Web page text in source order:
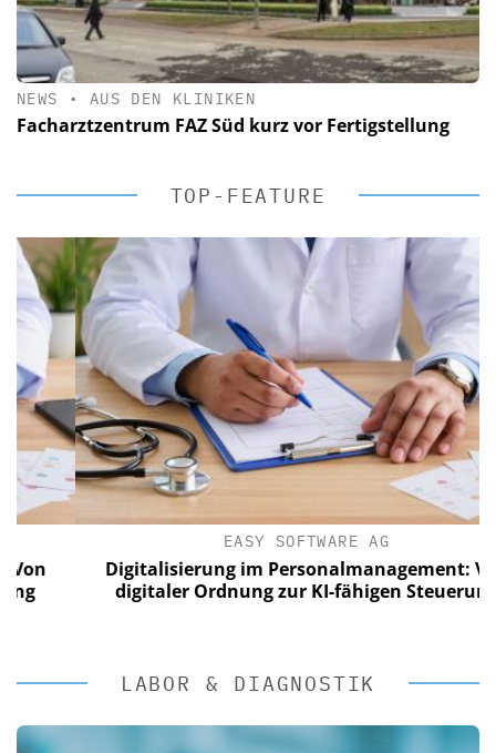
NEWS • AUS DEN KLINIKEN
Facharztzentrum FAZ Süd kurz vor Fertigstellung
TOP-FEATURE
EASY SOFTWARE AG
Digitalisierung im Personalmanagement: Von
digitaler Ordnung zur KI-fähigen Steuerung
LABOR & DIAGNOSTIK